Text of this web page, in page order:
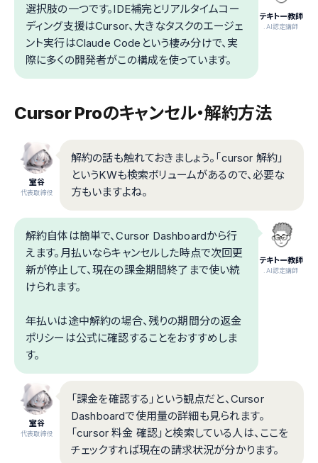
テキトー教師
.AI認定講師
選択肢の一つです。IDE補完とリアルタイムコー
ディング支援はCursor、大きなタスクのエージェ
ント実行はClaude Codeという棲み分けで、実
際に多くの開発者がこの構成を使っています。
Cursor Proのキャンセル・解約方法
室谷
代表取締役
解約の話も触れておきましょう。「cursor 解約」
というKWも検索ボリュームがあるので、必要な
方もいますよね。
テキトー教師
.AI認定講師
解約自体は簡単で、Cursor Dashboardから行
えます。月払いならキャンセルした時点で次回更
新が停止して、現在の課金期間終了まで使い続
けられます。
年払いは途中解約の場合、残りの期間分の返金
ポリシーは公式に確認することをおすすめしま
す。
室谷
代表取締役
「課金を確認する」という観点だと、Cursor
Dashboardで使用量の詳細も見られます。
「cursor 料金 確認」と検索している人は、ここを
チェックすれば現在の請求状況が分かります。